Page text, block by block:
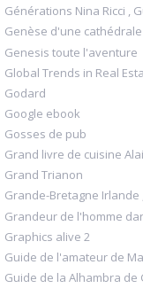
Générations Nina Ricci ,
Genèse d'une
Genesis toute l'aventure
Global Trends in Real
Godard
Google ebook
Gosses de pub
Grand livre de cuisine
Grand Trianon
Grande-Bretagne Irlande
Grandeur de l'homme
Graphics alive 2
Guide de l'amateur de
Guide de la Alhambra de